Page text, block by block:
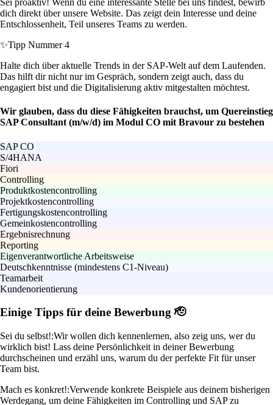
Sei proaktiv! Wenn du eine interessante Stelle bei uns findest, bewirb
dich direkt über unsere Website. Das zeigt dein Interesse und deine
Entschlossenheit, Teil unseres Teams zu werden.
✨Tipp Nummer 4
Halte dich über aktuelle Trends in der SAP-Welt auf dem Laufenden.
Das hilft dir nicht nur im Gespräch, sondern zeigt auch, dass du
engagiert bist und die Digitalisierung aktiv mitgestalten möchtest.
Wir glauben, dass du diese Fähigkeiten brauchst, um Quereinstieg
SAP Consultant (m/w/d) im Modul CO mit Bravour zu bestehen
SAP CO
S/4HANA
Fiori
Controlling
Produktkostencontrolling
Projektkostencontrolling
Fertigungskostencontrolling
Gemeinkostencontrolling
Ergebnisrechnung
Reporting
Eigenverantwortliche Arbeitsweise
Deutschkenntnisse (mindestens C1-Niveau)
Teamarbeit
Kundenorientierung
Einige Tipps für deine Bewerbung 🫡
Sei du selbst!:Wir wollen dich kennenlernen, also zeig uns, wer du
wirklich bist! Lass deine Persönlichkeit in deiner Bewerbung
durchscheinen und erzähl uns, warum du der perfekte Fit für unser
Team bist.
Mach es konkret!:Verwende konkrete Beispiele aus deinem bisherigen
Werdegang, um deine Fähigkeiten im Controlling und SAP zu